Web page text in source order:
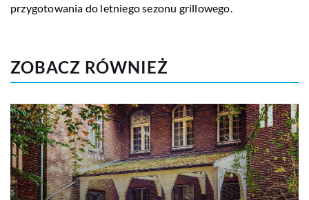
przygotowania do letniego sezonu grillowego.
ZOBACZ RÓWNIEŻ